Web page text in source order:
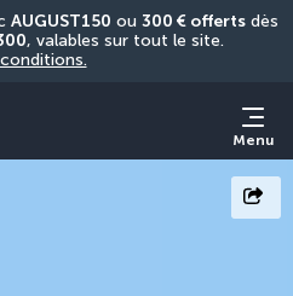
AUGUST150 ou 300 € offerts dès
Menu